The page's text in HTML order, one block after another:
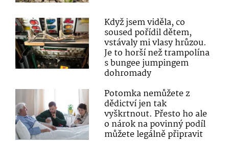
Když jsem viděla, co
soused pořídil dětem,
vstávaly mi vlasy hrůzou.
Je to horší než trampolína
s bungee jumpingem
dohromady
Potomka nemůžete z
dědictví jen tak
vyškrtnout. Přesto ho ale
o nárok na povinný podíl
můžete legálně připravit